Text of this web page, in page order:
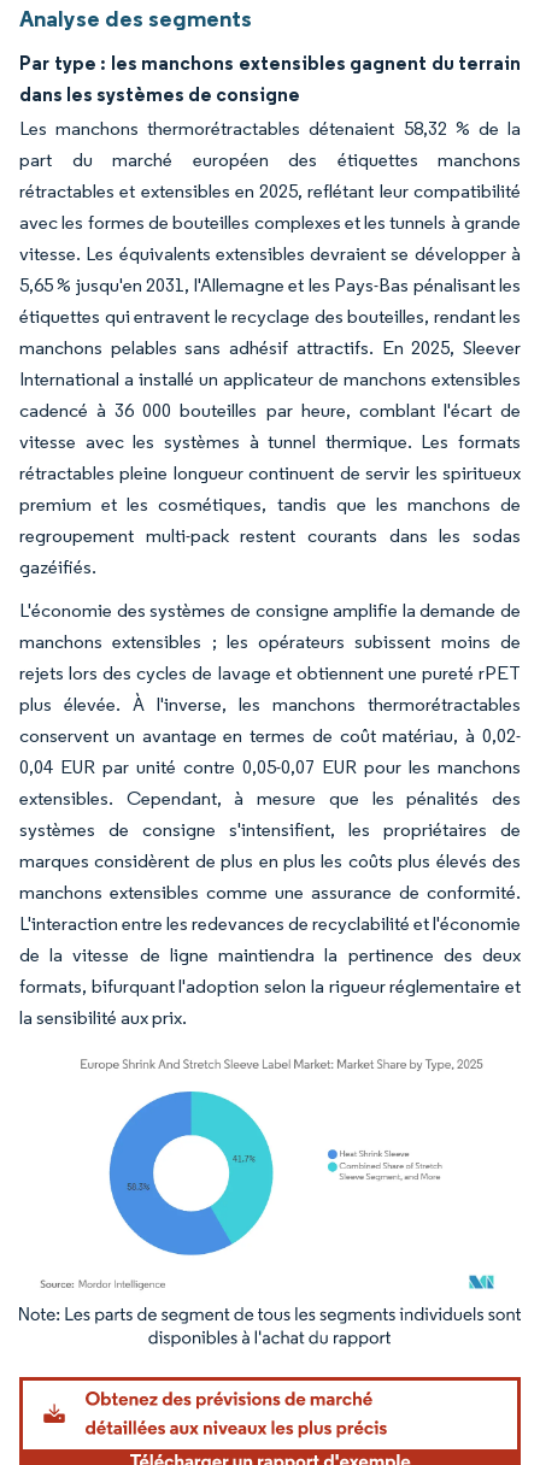
Analyse des segments
Par type : les manchons extensibles gagnent du terrain
dans les systèmes de consigne
Les manchons thermorétractables détenaient 58,32 % de la
part du marché européen des étiquettes manchons
rétractables et extensibles en 2025, reflétant leur compatibilité
avec les formes de bouteilles complexes et les tunnels à grande
vitesse. Les équivalents extensibles devraient se développer à
5,65 % jusqu'en 2031, l'Allemagne et les Pays-Bas pénalisant les
étiquettes qui entravent le recyclage des bouteilles, rendant les
manchons pelables sans adhésif attractifs. En 2025, Sleever
International a installé un applicateur de manchons extensibles
cadencé à 36 000 bouteilles par heure, comblant l'écart de
vitesse avec les systèmes à tunnel thermique. Les formats
rétractables pleine longueur continuent de servir les spiritueux
premium et les cosmétiques, tandis que les manchons de
regroupement multi-pack restent courants dans les sodas
gazéifiés.
L'économie des systèmes de consigne amplifie la demande de
manchons extensibles ; les opérateurs subissent moins de
rejets lors des cycles de lavage et obtiennent une pureté rPET
plus élevée. À l'inverse, les manchons thermorétractables
conservent un avantage en termes de coût matériau, à 0,02-
0,04 EUR par unité contre 0,05-0,07 EUR pour les manchons
extensibles. Cependant, à mesure que les pénalités des
systèmes de consigne s'intensifient, les propriétaires de
marques considèrent de plus en plus les coûts plus élevés des
manchons extensibles comme une assurance de conformité.
L'interaction entre les redevances de recyclabilité et l'économie
de la vitesse de ligne maintiendra la pertinence des deux
formats, bifurquant l'adoption selon la rigueur réglementaire et
la sensibilité aux prix.
Image © Mordor Intelligence. La réutilisation nécessite une attribution sous CC BY